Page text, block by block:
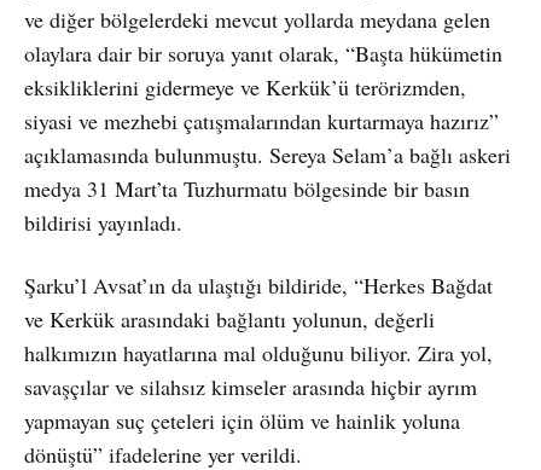
ve diğer bölgelerdeki mevcut yollarda meydana gelen
olaylara dair bir soruya yanıt olarak, “Başta hükümetin
eksikliklerini gidermeye ve Kerkük’ü terörizmden,
siyasi ve mezhebi çatışmalarından kurtarmaya hazırız”
açıklamasında bulunmuştu. Sereya Selam’a bağlı askeri
medya 31 Mart’ta Tuzhurmatu bölgesinde bir basın
bildirisi yayınladı.
Şarku’l Avsat’ın da ulaştığı bildiride, “Herkes Bağdat
ve Kerkük arasındaki bağlantı yolunun, değerli
halkımızın hayatlarına mal olduğunu biliyor. Zira yol,
savaşçılar ve silahsız kimseler arasında hiçbir ayrım
yapmayan suç çeteleri için ölüm ve hainlik yoluna
dönüştü” ifadelerine yer verildi.